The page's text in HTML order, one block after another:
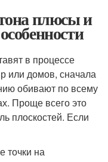
плюсы и
в процессе
или домов, сначала
обивают по всему
Проще всего это
плоскостей. Если
точки на